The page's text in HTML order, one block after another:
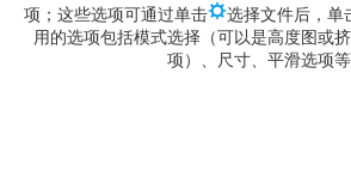
项；这些选项可通过单击
选择文件后，单
用的选项包括模式选择（可以是高度图或
项）、尺寸、平滑选项等